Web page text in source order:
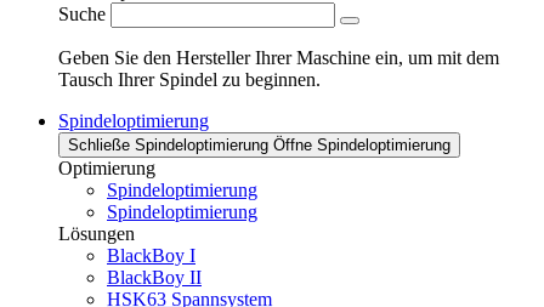
Suche
Geben Sie den Hersteller Ihrer Maschine ein, um mit dem
Tausch Ihrer Spindel zu beginnen.
Spindeloptimierung
Schließe Spindeloptimierung Öffne Spindeloptimierung
Optimierung
Spindeloptimierung
Spindeloptimierung
Lösungen
BlackBoy I
BlackBoy II
HSK63 Spannsystem